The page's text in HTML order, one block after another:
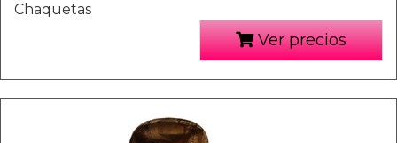
Chaquetas
Ver precios